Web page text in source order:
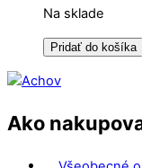
Na sklade
Pridať do košíka
Ako